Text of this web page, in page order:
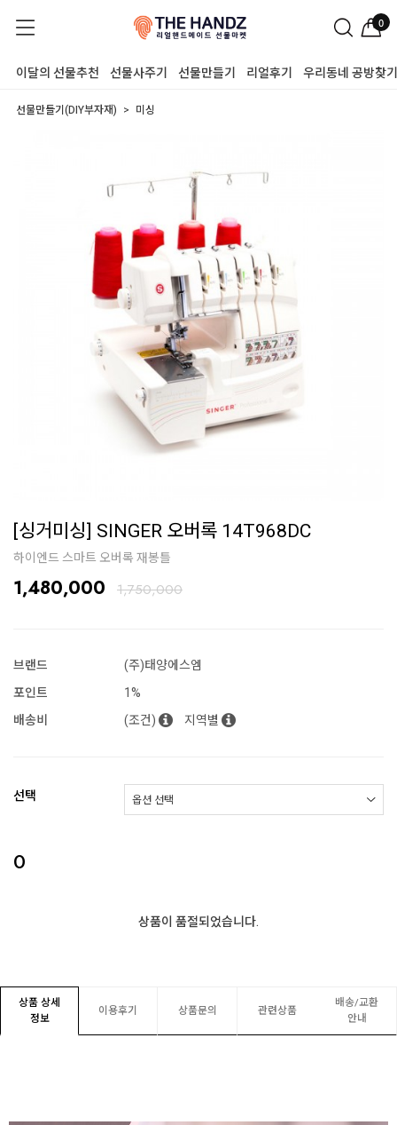
0
이달의 선물추천 선물사주기 선물만들기 리얼후기 우리동네 공방찾기
선물만들기(DIY부자재) 미싱
[싱거미싱] SINGER 오버록 14T968DC
하이엔드 스마트 오버록 재봉틀
1,480,000 1,750,000
브랜드
(주)태양에스엠
포인트
1%
배송비
(조건) 지역별
선택
0
상품이 품절되었습니다.
상품 상세
정보
이용후기 상품문의 관련상품
배송/교환
안내